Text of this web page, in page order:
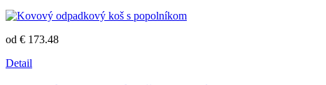
od € 173.48
Detail